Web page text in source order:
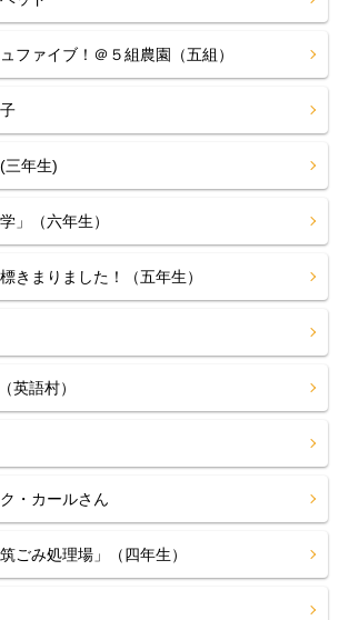
ファイブ！＠５組農園（五組）
三年生)
」（六年生）
きまりました！（五年生）
英語村）
・カールさん
ごみ処理場」（四年生）